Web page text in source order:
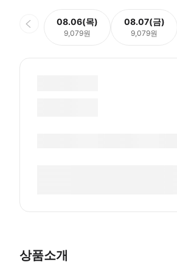
08.06(목)
9,079원
08.07(금)
9,079원
상품소개